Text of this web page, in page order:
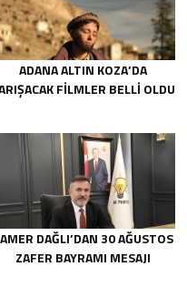
ADANA ALTIN KOZA’DA
FILMLER BELLI OLDU
DAĞLI’DAN 30 AĞUSTOS
ZAFER BAYRAMI MESAJI